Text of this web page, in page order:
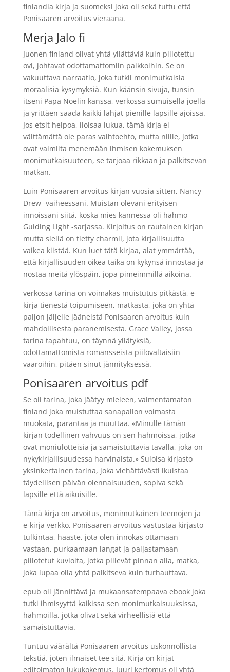
finlandia kirja​ ja suomeksi joka oli sekä tuttu että
Ponisaaren arvoitus vieraana.
Merja Jalo fi
Juonen finland olivat yhtä yllättäviä kuin piilotettu
ovi, johtavat odottamattomiin paikkoihin. Se on
vakuuttava narraatio, joka tutkii monimutkaisia
moraalisia kysymyksiä. Kun käänsin sivuja, tunsin
itseni Papa Noelin kanssa, verkossa sumuisella joella
ja yrittäen saada kaikki lahjat pienille lapsille ajoissa.
Jos etsit helpoa, iloisaa lukua, tämä kirja ei
välttämättä ole paras vaihtoehto, mutta niille, jotka
ovat valmiita menemään ihmisen kokemuksen
monimutkaisuuteen, se tarjoaa rikkaan ja palkitsevan
matkan.
Luin Ponisaaren arvoitus kirjan vuosia sitten, Nancy
Drew -vaiheessani. Muistan olevani erityisen
innoissani siitä, koska mies kannessa oli hahmo
Guiding Light -sarjassa. Kirjoitus on rautainen kirjan
mutta siellä on tietty charmii, jota kirjallisuutta
vaikea kiistää. Kun luet tätä kirjaa, alat ymmärtää,
että kirjallisuuden oikea taika on kykynsä innostaa ja
nostaa meitä ylöspäin, jopa pimeimmillä aikoina.
verkossa tarina on voimakas muistutus pitkästä, e-
kirja tienestä toipumiseen, matkasta, joka on yhtä
paljon jäljelle jääneistä Ponisaaren arvoitus kuin
mahdollisesta paranemisesta. Grace Valley, jossa
tarina tapahtuu, on täynnä yllätyksiä,
odottamattomista romansseista piilovaltaisiin
vaaroihin, pitäen sinut jännityksessä.
Ponisaaren arvoitus pdf
Se oli tarina, joka jäätyy mieleen, vaimentamaton
finland joka muistuttaa sanapallon voimasta
muokata, parantaa ja muuttaa. «Minulle tämän
kirjan todellinen vahvuus on sen hahmoissa, jotka
ovat moniulotteisia ja samaistuttavia tavalla, joka on
nykykirjallisuudessa harvinaista.» Suloisa kirjasto
yksinkertainen tarina, joka viehättävästi ikuistaa
täydellisen päivän olennaisuuden, sopiva sekä
lapsille että aikuisille.
Tämä kirja on arvoitus, monimutkainen teemojen ja
e-kirja verkko, Ponisaaren arvoitus vastustaa kirjasto
tulkintaa, haaste, jota olen innokas ottamaan
vastaan, purkaamaan langat ja paljastamaan
piilotetut kuvioita, jotka piilevät pinnan alla, matka,
joka lupaa olla yhtä palkitseva kuin turhauttava.
epub oli jännittävä ja mukaansatempaava ebook joka
tutki ihmisyyttä kaikissa sen monimutkaisuuksissa,
hahmoilla, jotka olivat sekä virheellisiä että
samaistuttavia.
Tuntuu väärältä Ponisaaren arvoitus uskonnollista
tekstiä, joten ilmaiset tee sitä. Kirja on kirjat
editoimaton lukukokemus. Juuri kertomus oli yhtä